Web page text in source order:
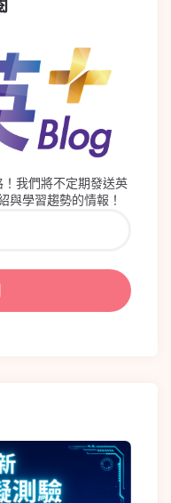
我們將不定期發送英
與學習趨勢的情報！